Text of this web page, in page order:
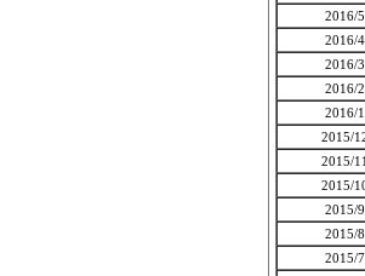
2016/5
2016/4
2016/3
2016/2
2016/1
2015/
2015/11
2015/
2015/9
2015/8
2015/7